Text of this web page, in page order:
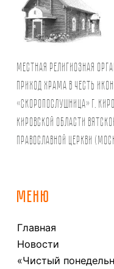
Местная религиозная
Приход храма в честь
«Скоропослушница» г.
Кировской области
Православной Церкви
МЕНЮ
Главная
Новости
«Чистый